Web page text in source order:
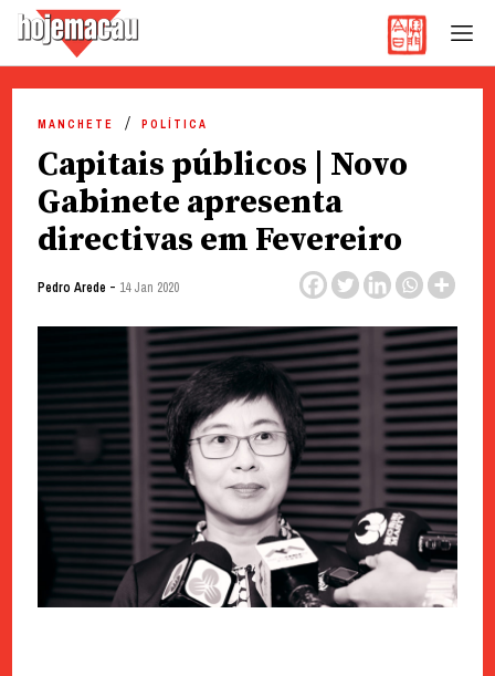
content
MANCHETE POLÍTICA
Capitais públicos | Novo
Gabinete apresenta
directivas em Fevereiro
Pedro Arede - 14 Jan 2020